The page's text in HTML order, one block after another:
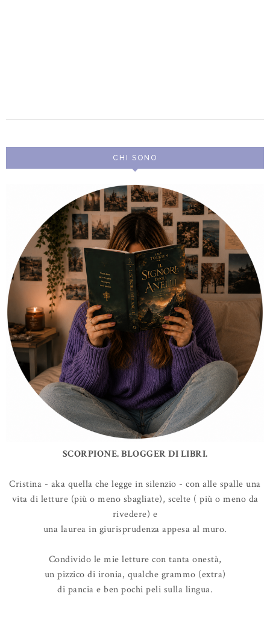
CHI SONO
SCORPIONE. BLOGGER DI LIBRI.
Cristina - aka quella che legge in silenzio - con alle spalle una
vita di letture (più o meno sbagliate), scelte ( più o meno da
rivedere) e
una laurea in giurisprudenza appesa al muro.
Condivido le mie letture con tanta onestà,
un pizzico di ironia, qualche grammo (extra)
di pancia e ben pochi peli sulla lingua.